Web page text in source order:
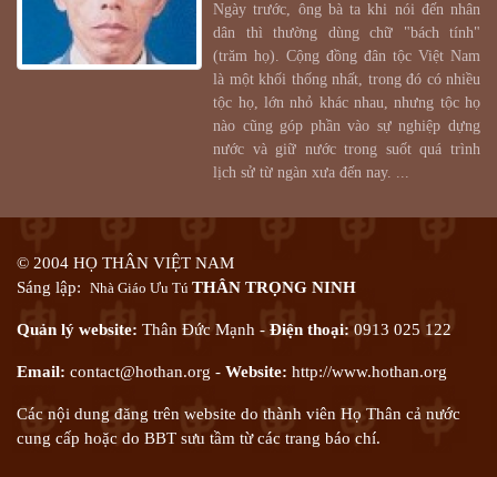
Ngày trước, ông bà ta khi nói đến nhân
dân thì thường dùng chữ "bách tính"
(trăm họ). Cộng đồng đân tộc Việt Nam
là một khối thống nhất, trong đó có nhiều
tộc họ, lớn nhỏ khác nhau, nhưng tộc họ
nào cũng góp phần vào sự nghiệp dựng
nước và giữ nước trong suốt quá trình
lịch sử từ ngàn xưa đến nay. ...
© 2004 HỌ THÂN VIỆT NAM
Sáng lập:
Nhà Giáo Ưu Tú THÂN TRỌNG NINH
Quản lý website: Thân Đức Mạnh - Điện thoại: 0913 025 122
Email: contact@hothan.org - Website: http://www.hothan.org
Các nội dung đăng trên website do thành viên Họ Thân cả nước
cung cấp hoặc do BBT sưu tầm từ các trang báo chí.